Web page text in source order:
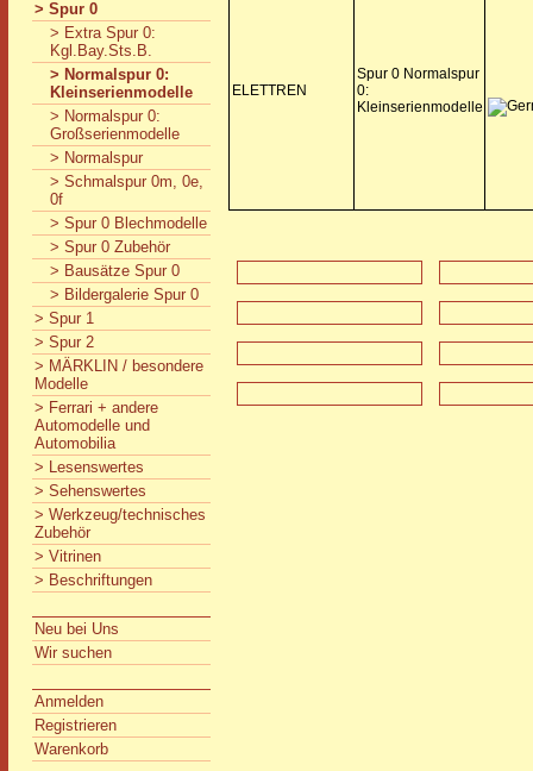
> Spur 0
> Extra Spur 0:
Kgl.Bay.Sts.B.
> Normalspur 0:
Kleinserienmodelle
> Normalspur 0:
Großserienmodelle
> Normalspur
> Schmalspur 0m, 0e,
0f
> Spur 0 Blechmodelle
> Spur 0 Zubehör
> Bausätze Spur 0
> Bildergalerie Spur 0
> Spur 1
> Spur 2
> MÄRKLIN / besondere
Modelle
> Ferrari + andere
Automodelle und
Automobilia
> Lesenswertes
> Sehenswertes
> Werkzeug/technisches
Zubehör
> Vitrinen
> Beschriftungen
Neu bei Uns
Wir suchen
Anmelden
Registrieren
Warenkorb
ELETTREN
Spur 0 Normalspur
0:
Kleinserienmodelle